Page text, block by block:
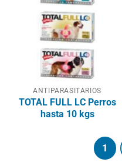
ANTIPARASITARIOS
TOTAL FULL LC Perros
hasta 10 kgs
1